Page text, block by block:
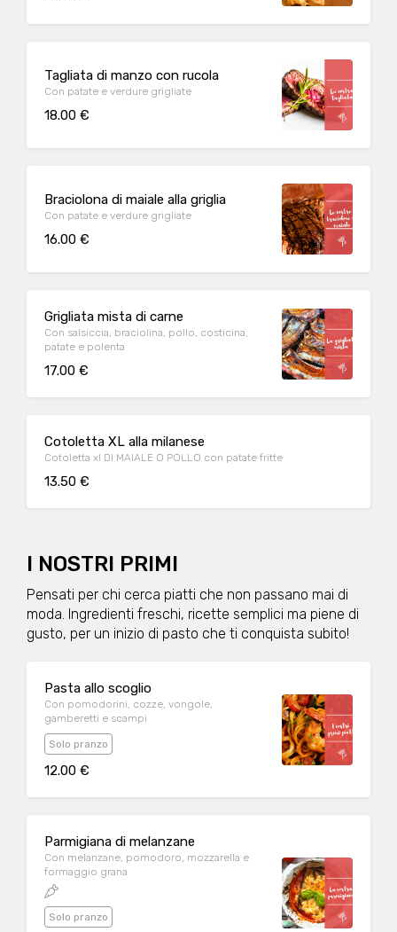
Tagliata di manzo con rucola
Con patate e verdure grigliate
18.00 €
Braciolona di maiale alla griglia
Con patate e verdure grigliate
16.00 €
Grigliata mista di carne
Con salsiccia, braciolina, pollo, costicina,
patate e polenta
17.00 €
Cotoletta XL alla milanese
Cotoletta xl DI MAIALE O POLLO con patate fritte
13.50 €
I NOSTRI PRIMI
Pensati per chi cerca piatti che non passano mai di
moda. Ingredienti freschi, ricette semplici ma piene di
gusto, per un inizio di pasto che ti conquista subito!
Pasta allo scoglio
Con pomodorini, cozze, vongole,
gamberetti e scampi
Solo pranzo
12.00 €
Parmigiana di melanzane
Con melanzane, pomodoro, mozzarella e
formaggio grana
Solo pranzo